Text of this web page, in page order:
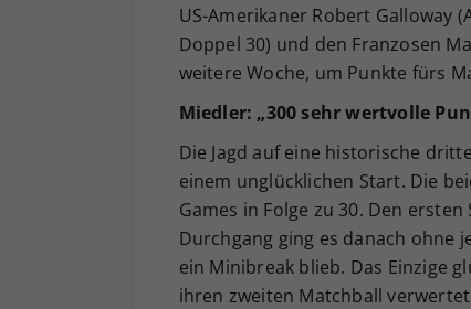
US-Amerikaner Robert Galloway
Doppel 30) und den Franzosen
weitere Woche, um Punkte fürs
Miedler: „300 sehr wertvolle
Die Jagd auf eine historische
einem unglücklichen Start. Die
Games in Folge zu 30. Den
Durchgang ging es danach ohne
ein Minibreak blieb. Das Einzige
ihren zweiten Matchball